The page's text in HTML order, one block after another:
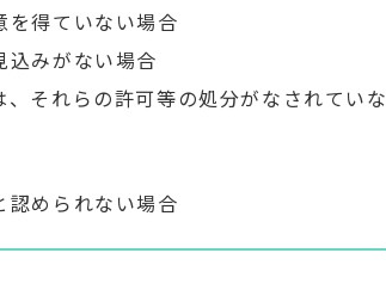
を得ていない場合
込みがない場合
それらの許可等の処分がなされていな
認められない場合